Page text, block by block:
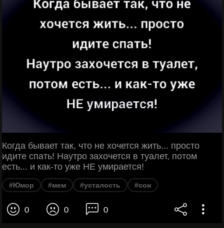
Когда бывает так, что не хочется жить... просто
идите спать! Наутро захочется в туалет, потом
есть... и как-то уже НЕ умирается!
#Юмор #мем #усталость #сон
0 0 0